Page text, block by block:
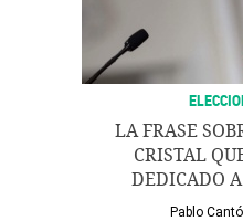
LA FRASE
CRISTAL
DEDICADO
Pablo Cantó